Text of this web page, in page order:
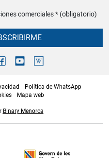
comerciales * (obligatorio)
Política de WhatsApp
Mapa web
Binary Menorca